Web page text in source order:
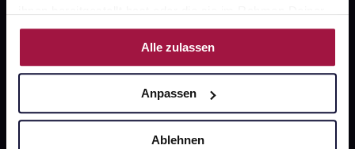
Nutzung der Dienste gesammelt haben.
Alle zulassen
Anpassen
Ablehnen
Sanitätshäuser
AGB